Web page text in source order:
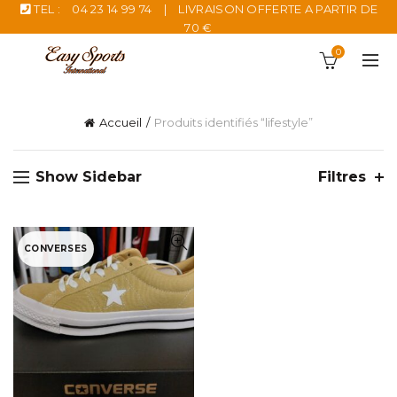
TEL : 04 23 14 99 74 |
LIVRAISON OFFERTE A PARTIR DE
70 €
0
Accueil Produits identifiés “lifestyle”
Show Sidebar Filtres
CONVERSES